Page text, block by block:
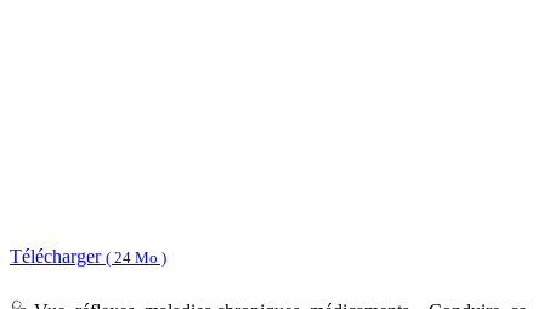
Télécharger ( 24 Mo )